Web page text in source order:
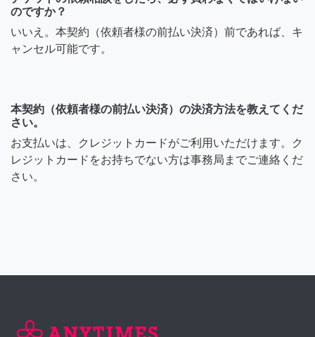
のですか？
いいえ。本契約（依頼者様の前払い決済）前であれば、キ
ャンセル可能です。
本契約（依頼者様の前払い決済）の決済方法を教えてくだ
さい。
お支払いは、クレジットカードがご利用いただけます。ク
レジットカードをお持ちでない方は事務局までご連絡くだ
さい。